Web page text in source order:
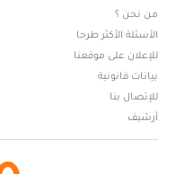
من نحن ؟
الأسئلة الأكثر طرحا
للإعلان على موقعنا
بيانات قانونية
للإتصال بنا
أرشيف